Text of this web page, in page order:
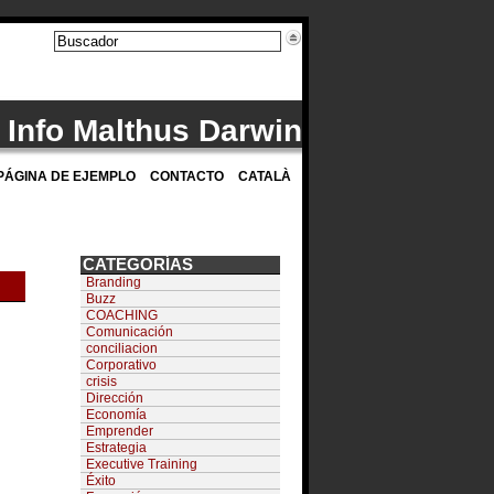
Info Malthus Darwin
DE EJEMPLO CONTACTO CATALÀ
CATEGORÍAS
Branding
Buzz
COACHING
Comunicación
conciliacion
Corporativo
crisis
Dirección
Economía
Emprender
Estrategia
Executive Training
Éxito